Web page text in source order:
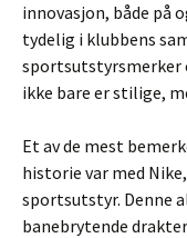
innovasjon, både på
tydelig i klubbens
sportsutstyrsmerker
ikke bare er stilige,
Et av de mest
historie var med
sportsutstyr. Denne
banebrytende